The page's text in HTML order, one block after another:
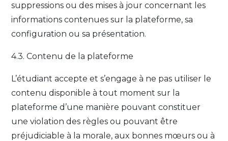
suppressions ou des mises à jour concernant les
informations contenues sur la plateforme, sa
configuration ou sa présentation.
4.3. Contenu de la plateforme
L’étudiant accepte et s’engage à ne pas utiliser le
contenu disponible à tout moment sur la
plateforme d’une manière pouvant constituer
une violation des règles ou pouvant être
préjudiciable à la morale, aux bonnes mœurs ou à